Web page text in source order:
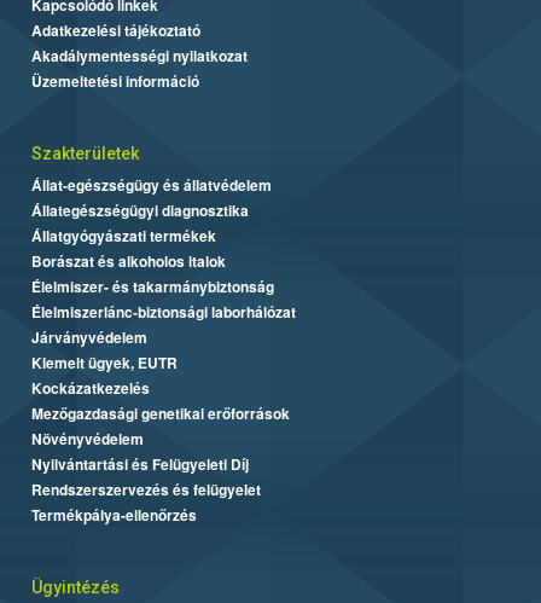
Kapcsolódó linkek
Adatkezelési tájékoztató
Akadálymentességi nyilatkozat
Üzemeltetési információ
Szakterületek
Állat-egészségügy és állatvédelem
Állategészségügyi diagnosztika
Állatgyógyászati termékek
Borászat és alkoholos italok
Élelmiszer- és takarmánybiztonság
Élelmiszerlánc-biztonsági laborhálózat
Járványvédelem
Kiemelt ügyek, EUTR
Kockázatkezelés
Mezőgazdasági genetikai erőforrások
Növényvédelem
Nyilvántartási és Felügyeleti Díj
Rendszerszervezés és felügyelet
Termékpálya-ellenőrzés
Ügyintézés